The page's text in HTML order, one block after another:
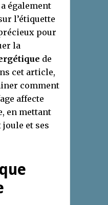
également
l’étiquette
pour
la
de
cet article,
comment
affecte
en mettant
joule et ses